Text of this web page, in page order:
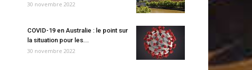
30 novembre 2022
COVID-19 en Australie : le point sur
la situation pour les...
30 novembre 2022